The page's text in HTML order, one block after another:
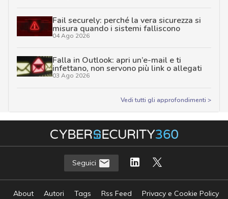
Fail securely: perché la vera sicurezza si
misura quando i sistemi falliscono
04 Ago 2026
Falla in Outlook: apri un’e-mail e ti
infettano, non servono più link o allegati
03 Ago 2026
Vedi tutti gli approfondimenti >
Seguici
About Autori Tags Rss Feed
Privacy e Cookie Policy